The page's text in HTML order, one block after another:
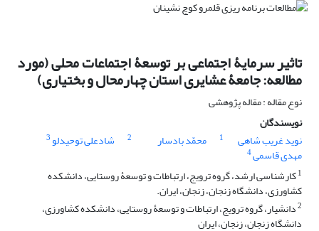
تاثیر سرمایۀ اجتماعی بر توسعۀ اجتماعات محلی (مورد
مطالعه: جامعۀ عشایری استان چهارمحال و بختیاری)
نوع مقاله : مقاله پژوهشی
نویسندگان
نوید غریب شاهی
1 محمّد بادسار 2 شادعلی توحیدلو3
مهدی قاسمی4
1کارشناسی ارشد، گروه ترویج، ارتباطات و توسعۀ روستایی، دانشکده
کشاورزی، دانشگاه زنجان، زنجان، ایران.
2دانشیار، گروه ترویج، ارتباطات و توسعۀ روستایی، دانشکده کشاورزی،
دانشگاه زنجان، زنجان، ایران